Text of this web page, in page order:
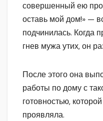
совершенный ею
оставь мой дом!» —
подчинилась. Когда
гнев мужа утих, он
После этого она
работы по дому с
готовностью,
проявляла.